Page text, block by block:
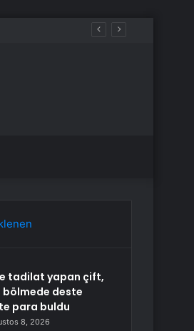
yetkisi
tadilat yapan çift,
bölmede deste
para buldu
8, 2026